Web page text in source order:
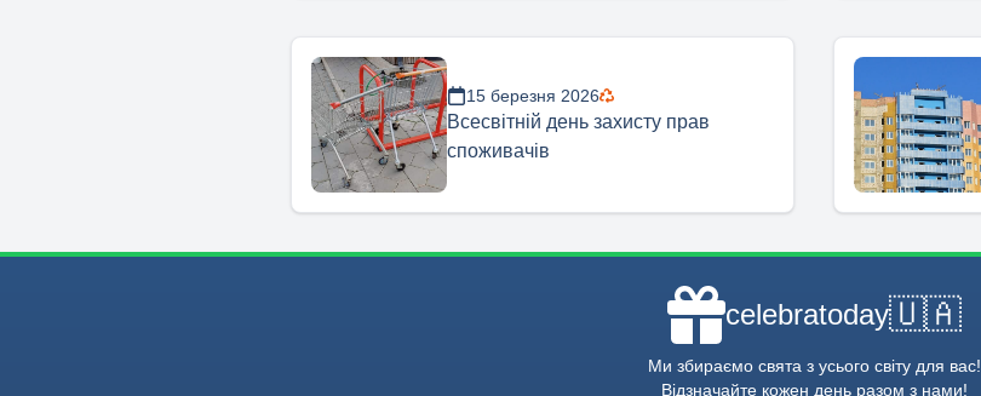
15 березня 2026
Всесвітній день захисту прав
споживачів
celebratoday🇺🇦
Ми збираємо свята з усього світу для вас!
Відзначайте кожен день разом з нами!